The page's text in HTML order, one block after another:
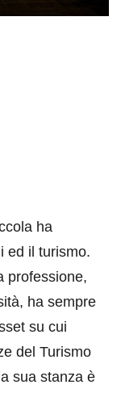
ha
ed il turismo.
professione,
ha sempre
su cui
del Turismo
sua stanza è